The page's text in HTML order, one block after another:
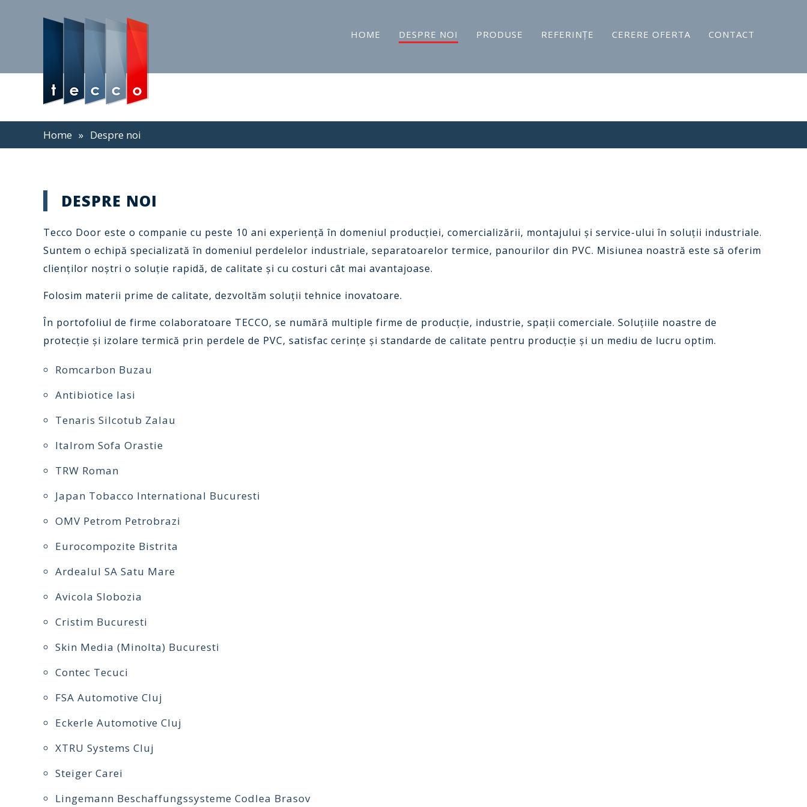
HOME DESPRE NOI PRODUSE REFERINŢE CERERE OFERTA CONTACT
Home » Despre noi
DESPRE NOI
Tecco Door este o companie cu peste 10 ani experienţă în domeniul producţiei, comercializării, montajului şi service-ului în soluţii industriale.
Suntem o echipă specializată în domeniul perdelelor industriale, separatoarelor termice, panourilor din PVC. Misiunea noastră este să oferim
clienţilor noştri o soluție rapidă, de calitate şi cu costuri cât mai avantajoase.
Folosim materii prime de calitate, dezvoltăm soluții tehnice inovatoare.
În portofoliul de firme colaboratoare TECCO, se numără multiple firme de producție, industrie, spații comerciale. Soluțiile noastre de
protecție și izolare termică prin perdele de PVC, satisfac cerințe și standarde de calitate pentru producție și un mediu de lucru optim.
Romcarbon Buzau
Antibiotice Iasi
Tenaris Silcotub Zalau
Italrom Sofa Orastie
TRW Roman
Japan Tobacco International Bucuresti
OMV Petrom Petrobrazi
Eurocompozite Bistrita
Ardealul SA Satu Mare
Avicola Slobozia
Cristim Bucuresti
Skin Media (Minolta) Bucuresti
Contec Tecuci
FSA Automotive Cluj
Eckerle Automotive Cluj
XTRU Systems Cluj
Steiger Carei
Lingemann Beschaffungssysteme Codlea Brasov